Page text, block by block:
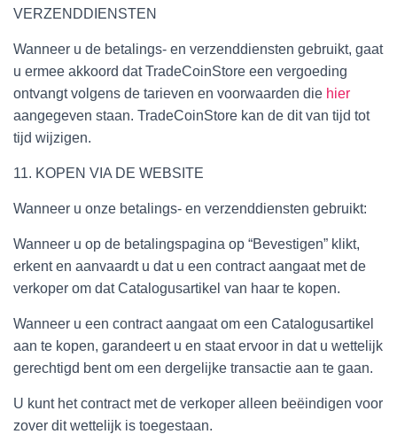
VERZENDDIENSTEN
Wanneer u de betalings- en verzenddiensten gebruikt, gaat
u ermee akkoord dat TradeCoinStore een vergoeding
ontvangt volgens de tarieven en voorwaarden die hier
aangegeven staan. TradeCoinStore kan de dit van tijd tot
tijd wijzigen.
11. KOPEN VIA DE WEBSITE
Wanneer u onze betalings- en verzenddiensten gebruikt:
Wanneer u op de betalingspagina op “Bevestigen” klikt,
erkent en aanvaardt u dat u een contract aangaat met de
verkoper om dat Catalogusartikel van haar te kopen.
Wanneer u een contract aangaat om een Catalogusartikel
aan te kopen, garandeert u en staat ervoor in dat u wettelijk
gerechtigd bent om een dergelijke transactie aan te gaan.
U kunt het contract met de verkoper alleen beëindigen voor
zover dit wettelijk is toegestaan.